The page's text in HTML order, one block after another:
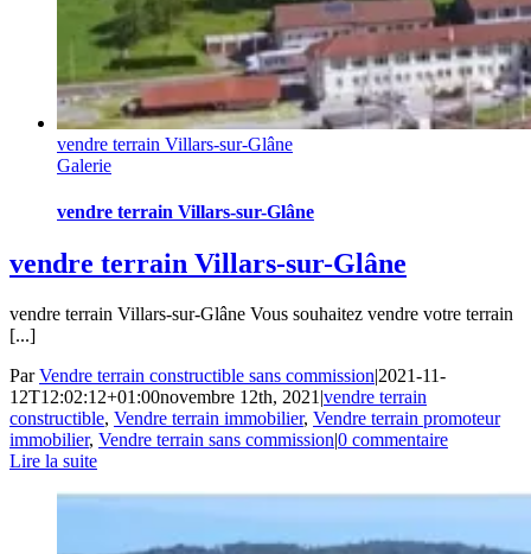
vendre terrain Villars-sur-Glâne
Galerie
vendre terrain Villars-sur-Glâne
vendre terrain Villars-sur-Glâne
vendre terrain Villars-sur-Glâne Vous souhaitez vendre votre terrain
[...]
ParVendre terrain constructible sans commission|2021-11-
12T12:02:12+01:00novembre 12th, 2021 |vendre terrain
constructible, Vendre terrain immobilier, Vendre terrain promoteur
immobilier, Vendre terrain sans commission|0 commentaire
Lire la suite